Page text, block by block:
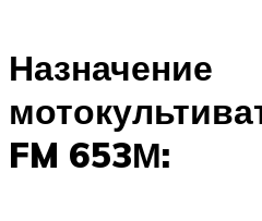
Назначение
FM 653М: